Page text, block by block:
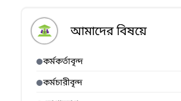
আমাদের বিষয়ে
কর্মকর্তাবৃন্দ
কর্মচারীবৃন্দ